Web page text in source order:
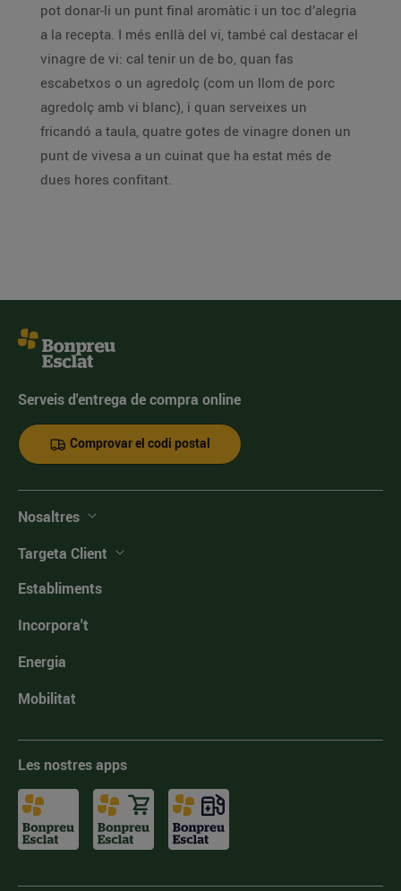
pot donar-li un punt final aromàtic i un toc d’alegria
a la recepta. I més enllà del vi, també cal destacar el
vinagre de vi: cal tenir un de bo, quan fas
escabetxos o un agredolç (com un llom de porc
agredolç amb vi blanc), i quan serveixes un
fricandó a taula, quatre gotes de vinagre donen un
punt de vivesa a un cuinat que ha estat més de
dues hores confitant.
Serveis d'entrega de compra online
Comprovar el codi postal
Nosaltres
Targeta Client
Establiments
Incorpora't
Energia
Mobilitat
Les nostres apps